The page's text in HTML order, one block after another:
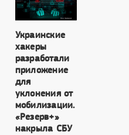
Украинские
хакеры
разработали
приложение
для
уклонения от
мобилизации.
«Резерв+»
накрыла СБУ